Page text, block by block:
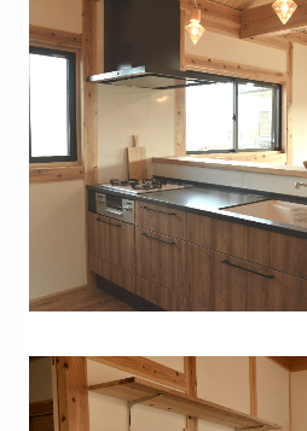
プライバシーポリシー
よくあるご質問